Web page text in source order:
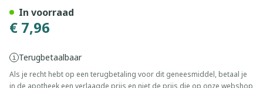
€ 7,96
Terugbetaalbaar
Als je recht hebt op een terugbetaling voor dit geneesmiddel, betaal je
in de apotheek een verlaagde prijs en niet de prijs die op onze webshop
In voorraad